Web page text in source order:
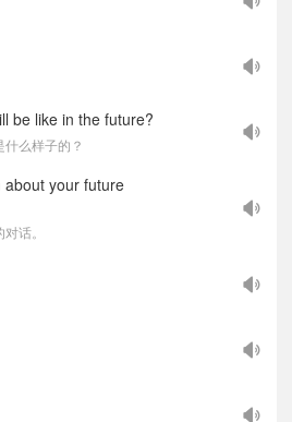
be like in the future?
么样子的？
about your future
话。